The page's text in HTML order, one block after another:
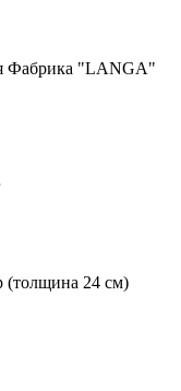
Фабрика "LANGA"
(толщина 24 см)